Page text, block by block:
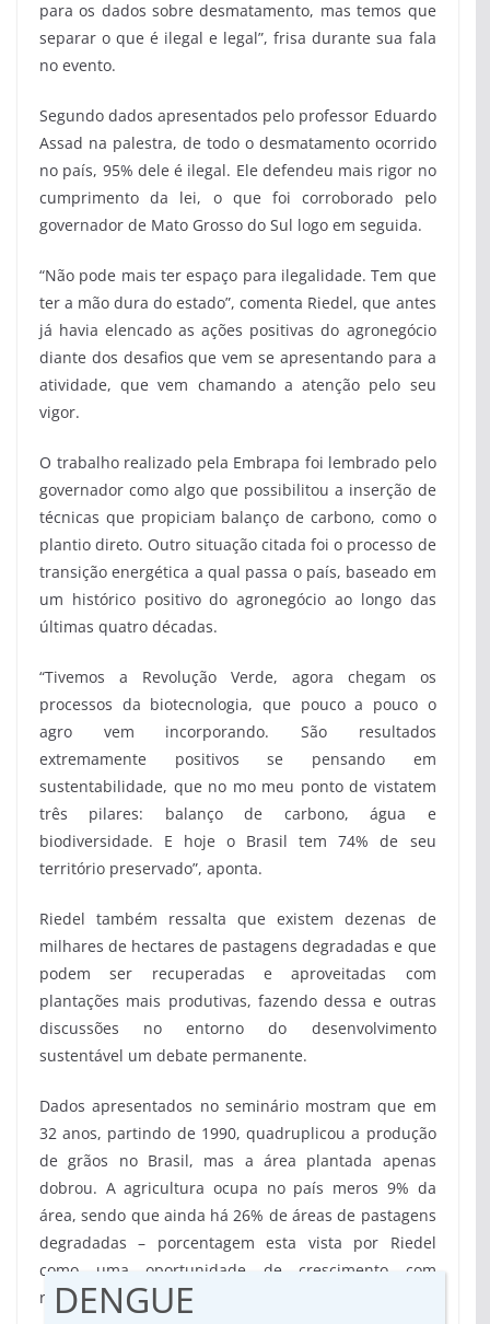
para os dados sobre desmatamento, mas temos que
separar o que é ilegal e legal”, frisa durante sua fala
no evento.
Segundo dados apresentados pelo professor Eduardo
Assad na palestra, de todo o desmatamento ocorrido
no país, 95% dele é ilegal. Ele defendeu mais rigor no
cumprimento da lei, o que foi corroborado pelo
governador de Mato Grosso do Sul logo em seguida.
“Não pode mais ter espaço para ilegalidade. Tem que
ter a mão dura do estado”, comenta Riedel, que antes
já havia elencado as ações positivas do agronegócio
diante dos desafios que vem se apresentando para a
atividade, que vem chamando a atenção pelo seu
vigor.
O trabalho realizado pela Embrapa foi lembrado pelo
governador como algo que possibilitou a inserção de
técnicas que propiciam balanço de carbono, como o
plantio direto. Outro situação citada foi o processo de
transição energética a qual passa o país, baseado em
um histórico positivo do agronegócio ao longo das
últimas quatro décadas.
“Tivemos a Revolução Verde, agora chegam os
processos da biotecnologia, que pouco a pouco o
agro vem incorporando. São resultados
extremamente positivos se pensando em
sustentabilidade, que no mo meu ponto de vistatem
três pilares: balanço de carbono, água e
biodiversidade. E hoje o Brasil tem 74% de seu
território preservado”, aponta.
Riedel também ressalta que existem dezenas de
milhares de hectares de pastagens degradadas e que
podem ser recuperadas e aproveitadas com
plantações mais produtivas, fazendo dessa e outras
discussões no entorno do desenvolvimento
sustentável um debate permanente.
Dados apresentados no seminário mostram que em
32 anos, partindo de 1990, quadruplicou a produção
de grãos no Brasil, mas a área plantada apenas
dobrou. A agricultura ocupa no país meros 9% da
área, sendo que ainda há 26% de áreas de pastagens
degradadas – porcentagem esta vista por Riedel
como uma oportunidade de crescimento com
redução de emissão de carbono.
DENGUE